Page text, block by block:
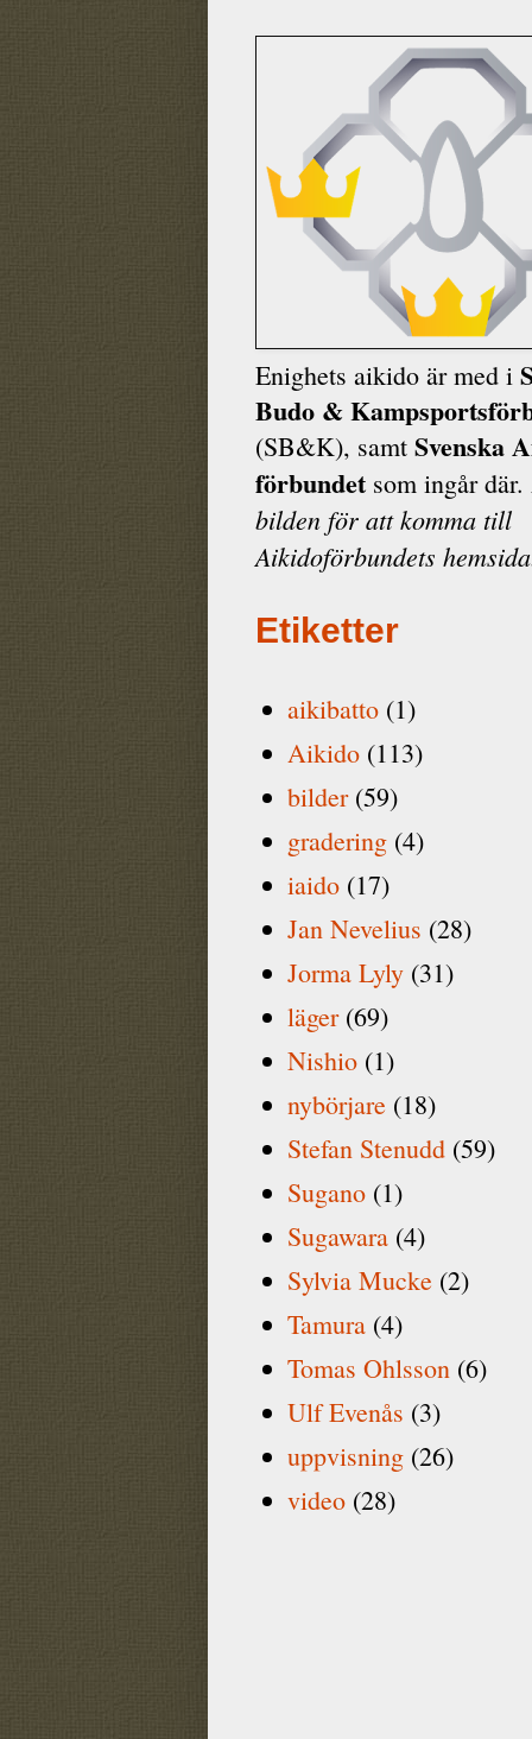
Enighets aikido är med i
Budo &
(SB&K), samt Svenska
förbundet som ingår där.
bilden för att komma till
Aikidoförbundets
Etiketter
aikibatto (1)
Aikido (113)
bilder (59)
gradering (4)
iaido (17)
Jan Nevelius (28)
Jorma Lyly (31)
läger (69)
Nishio (1)
nybörjare (18)
Stefan Stenudd (59)
Sugano (1)
Sugawara (4)
Sylvia Mucke (2)
Tamura (4)
Tomas Ohlsson (6)
Ulf Evenås (3)
uppvisning (26)
video (28)